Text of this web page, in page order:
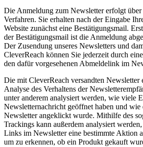
Die Anmeldung zum Newsletter erfolgt
Verfahren. Sie erhalten nach der Eingabe
Website zunächst eine Bestätigungsmail.
der Bestätigungsmail ist die Anmeldung
Der Zusendung unseres Newsletters und
CleverReach können Sie jederzeit durch
den dafür vorgesehenen Abmeldelink im
Die mit CleverReach versandten Newsletter
Analyse des Verhaltens der
unter anderem analysiert werden, wie viele
Newsletternachricht geöffnet haben und
Newsletter angeklickt wurde. Mithilfe des
Trackings kann außerdem analysiert
Links im Newsletter eine bestimmte Aktion
um zu erkennen, ob ein Produkt gekauft